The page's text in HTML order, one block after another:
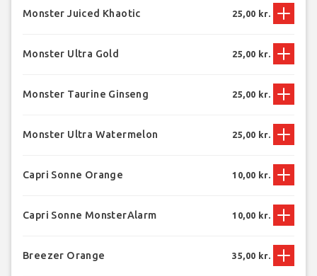
Monster Juiced Khaotic 25,00 kr.
Monster Ultra Gold 25,00 kr.
Monster Taurine Ginseng 25,00 kr.
Monster Ultra Watermelon 25,00 kr.
Capri Sonne Orange 10,00 kr.
Capri Sonne MonsterAlarm 10,00 kr.
Breezer Orange 35,00 kr.